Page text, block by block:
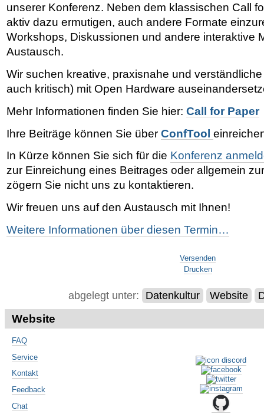
unserer Konferenz. Neben dem klassischen Call
aktiv dazu ermutigen, auch andere Formate
Workshops, Diskussionen und andere interaktive
Austausch.
Wir suchen kreative, praxisnahe und
auch kritisch) mit Open Hardware
Mehr Informationen finden Sie hier: Call for Paper
Ihre Beiträge können Sie über ConfTool
In Kürze können Sie sich für die Konferenz
zur Einreichung eines Beitrages oder allgemein
zögern Sie nicht uns zu kontaktieren.
Wir freuen uns auf den Austausch mit Ihnen!
Weitere Informationen über diesen Termin…
Versenden
Drucken
abgelegt unter: Datenkultur Website
Website
FAQ
Service
Kontakt
Feedback
Chat